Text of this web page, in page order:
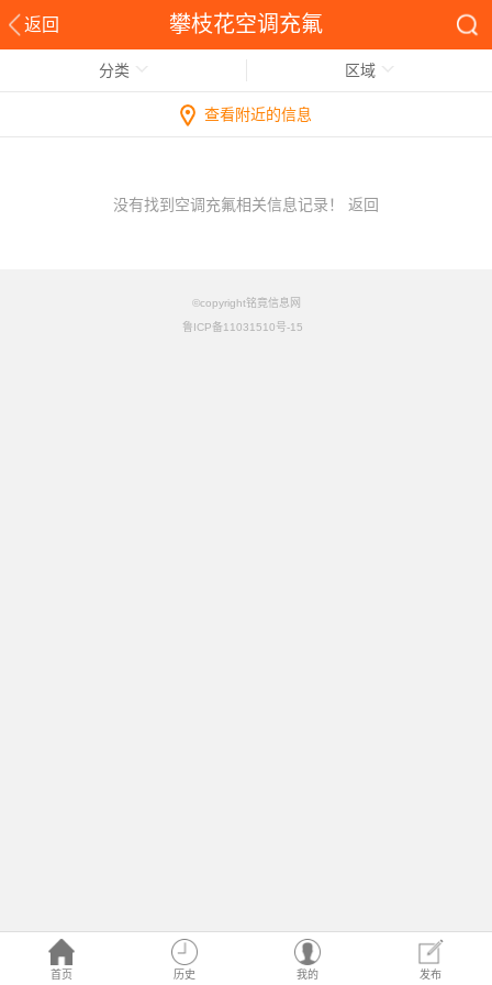
返回 攀枝花空调充氟
首页 历史 我的 发布
分类 区域
查看附近的信息
没有找到空调充氟相关信息记录！ 返回
©copyright铭竟信息网
鲁ICP备11031510号-15